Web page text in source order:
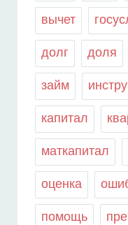
вычет
долг доля
займ
капитал
маткапитал
оценка
помощь